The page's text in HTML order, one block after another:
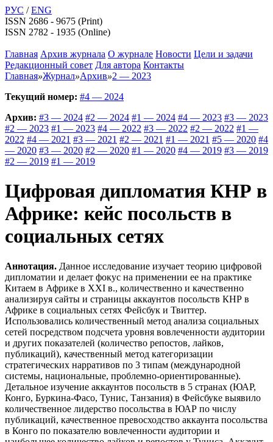
РУС /ENG
ISSN 2686 - 9675 (Print)
ISSN 2782 - 1935 (Online)
Главная Архив журнала О журнале Новости Цели и задачи
Редакционный совет Для автора Контакты
Главная»Журнал»Архив»2 — 2023
Текущий номер: #4 — 2024
Архив: #3 — 2024 #2 — 2024 #1 — 2024 #4 — 2023 #3 — 2023
#2 — 2023 #1 — 2023 #4 — 2022 #3 — 2022 #2 — 2022 #1 —
2022 #4 — 2021 #3 — 2021 #2 — 2021 #1 — 2021 #5 — 2020 #4
— 2020 #3 — 2020 #2 — 2020 #1 — 2020 #4 — 2019 #3 — 2019
#2 — 2019 #1 — 2019
Цифровая дипломатия КНР в
Африке: кейс посольств в
социальных сетях
Аннотация. Данное исследование изучает теорию цифровой
дипломатии и делает фокус на применении ее на практике
Китаем в Африке в XXI в., количественно и качественно
анализируя сайты и страницы аккаунтов посольств КНР в
Африке в социальных сетях Фейсбук и Твиттер.
Использовались количественный метод анализа социальных
сетей посредством подсчета уровня вовлеченности аудитории
и других показателей (количество репостов, лайков,
публикаций), качественный метод категоризации
стратегических нарративов по 3 типам (международной
системы, национальные, проблемно-ориентированные).
Детальное изучение аккаунтов посольств в 5 странах (ЮАР,
Конго, Буркина-Фасо, Тунис, Танзания) в Фейсбуке выявило
количественное лидерство посольства в ЮАР по числу
публикаций, качественное превосходство аккаунта посольства
в Конго по показателю вовлеченности аудитории и